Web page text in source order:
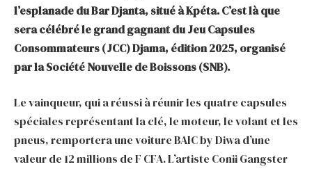
l’esplanade du Bar Djanta, situé à Kpéta. C’est là que
sera célébré le grand gagnant du Jeu Capsules
Consommateurs (JCC) Djama, édition 2025, organisé
par la Société Nouvelle de Boissons (SNB).
Le vainqueur, qui a réussi à réunir les quatre capsules
spéciales représentant la clé, le moteur, le volant et les
pneus, remportera une voiture BAIC by Diwa d’une
valeur de 12 millions de F CFA. L’artiste Conii Gangster